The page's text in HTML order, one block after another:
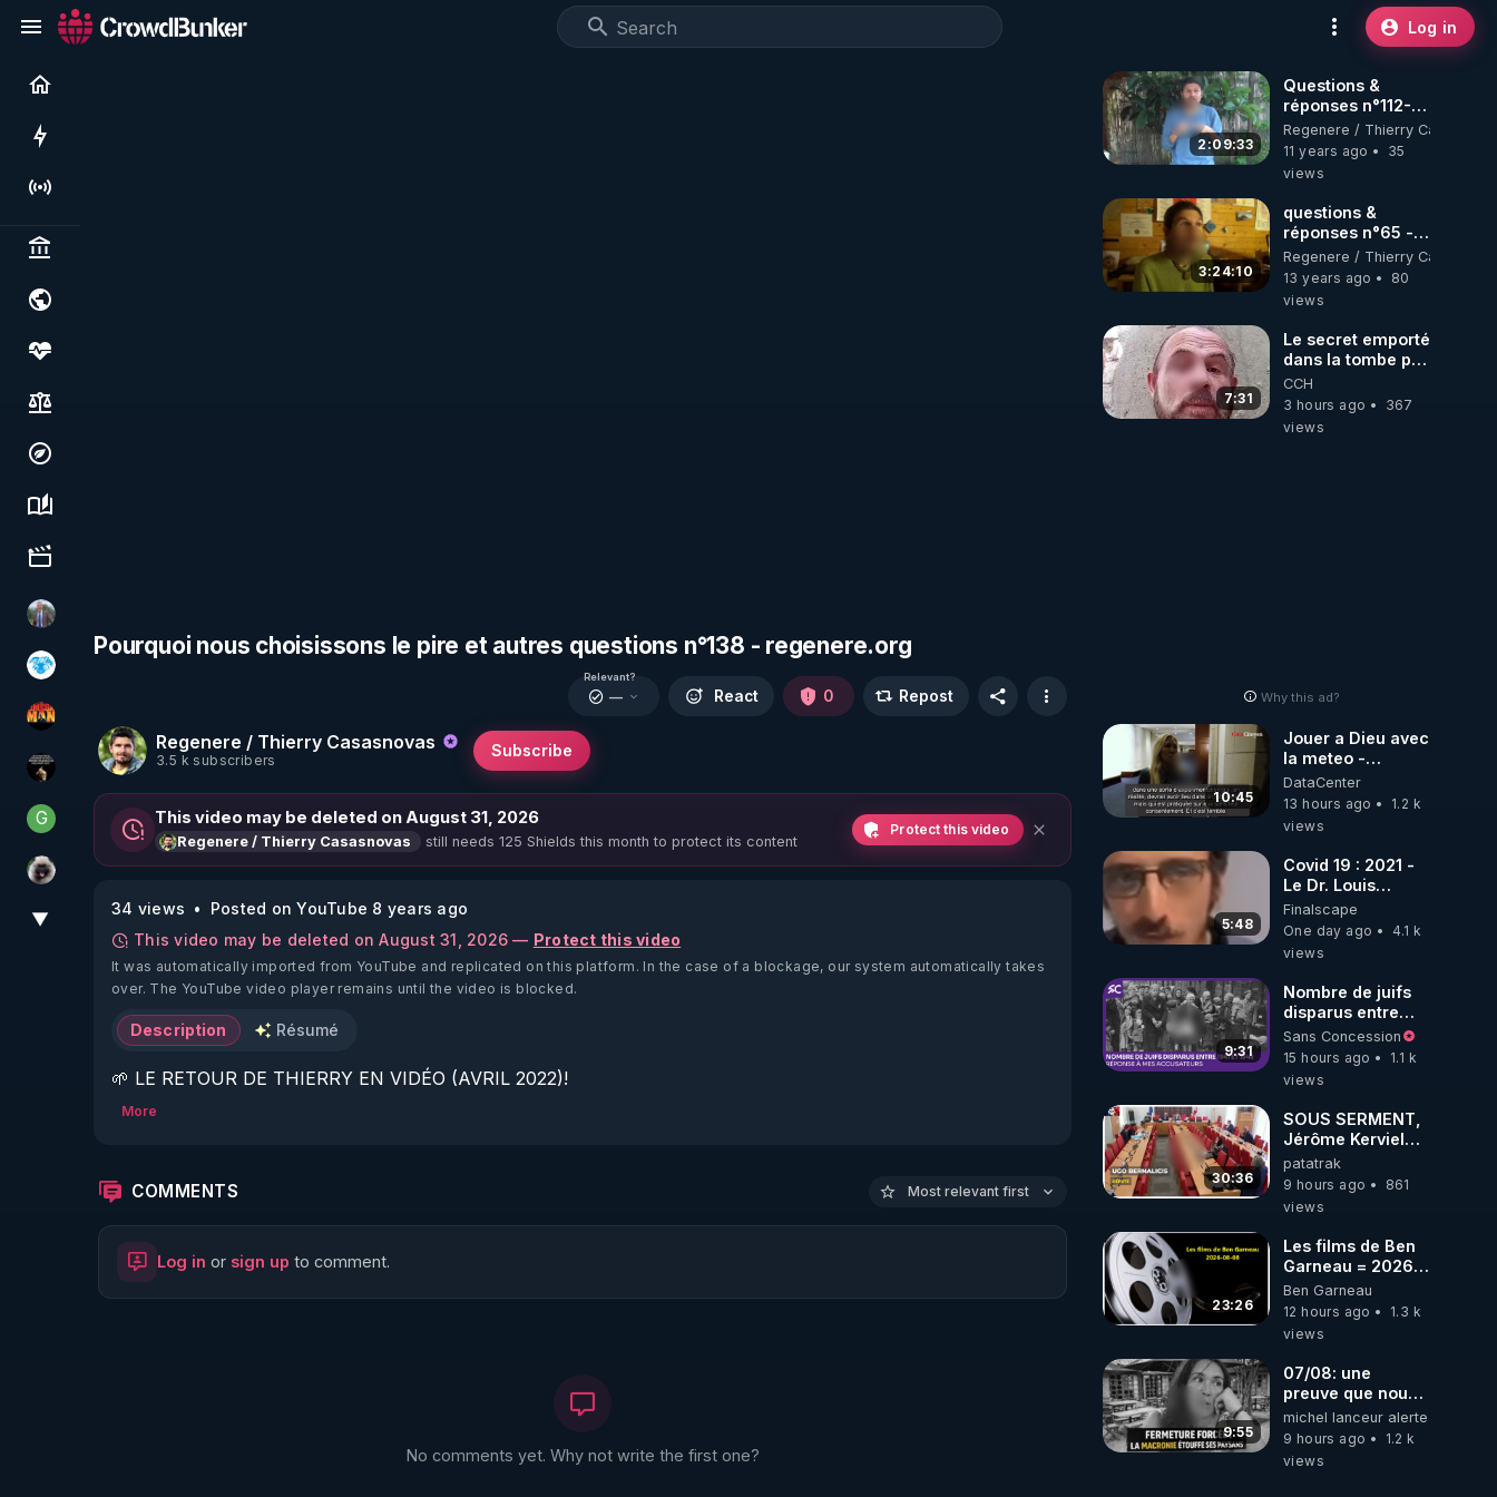
Log in
Live
Politics & institutions
Society, justice & freedoms
Economy, environment & technology
Science, history & spirituality
Culture, media & entertainment
Nicolas BOUVIER
A.D.N.M
OHM ÉGA MAN
Infos et vérité
G Generousbear
Priscane
▼
Pourquoi nous choisissons le pire et autres questions n°138 - regenere.org
Regenere / Thierry Casasnovas
3.5 k subscribers
Subscribe
Relevant?
— React 0 Repost
This video may be deleted on August 31, 2026
Regenere / Thierry Casasnovas still needs 125 Shields this month to protect its content
Protect this video
34 views
Posted on YouTube 8 years ago
This video may be deleted on August 31, 2026 — Protect this video
It was automatically imported from YouTube and replicated on this platform. In the case of a blockage, our system automatically takes
over. The YouTube video player remains until the video is blocked.
Description Résumé
🌱 LE RETOUR DE THIERRY EN VIDÉO (AVRIL 2022)!
🌱 LE MAGAZINE RÉGÉNÈRE
http://rgnr.li/ymag
More
COMMENTS Most relevant first
Log in or sign up to comment.
No comments yet. Why not write the first one?
2:09:33
Questions &
réponses n°112-
www.regenere.org
Regenere / Thierry
11 years ago
35
views
3:24:10
questions &
réponses n°65 -
www.regenere.org
Regenere / Thierry
13 years ago
80
views
7:31
Le secret emporté
dans la tombe par
le Commandant
Cousteau le 25
juin 1997
CCH
3 hours ago
367
views
Why this ad?
10:45
Jouer a Dieu avec
la meteo -
Citoicitoyen
DataCenter
13 hours ago
1.2 k
views
5:48
Covid 19 : 2021 -
Le Dr. Louis
Fouché renverse
le plateau de
CNews !
Finalscape
One day ago
4.1 k
views
9:31
Nombre de juifs
disparus entre
1941 et 1945
(Réponse à mes
accusateurs)
Sans Concession
15 hours ago
1.1 k
views
30:36
SOUS SERMENT,
Jérôme Kerviel
balance tout à
l'Assemblée !
patatrak
9 hours ago
861
views
23:26
Les films de Ben
Garneau = 2026-
08-08
Ben Garneau
12 hours ago
1.3 k
views
9:55
07/08: une
preuve que nous
somme passé en
absurdie une
dictature qui veut
michel lanceur alerte
9 hours ago
1.2 k
views